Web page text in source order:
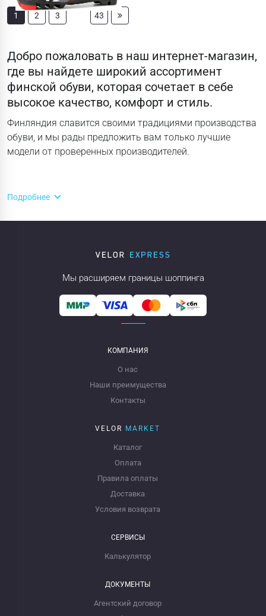
1 2 3
…
43
Добро пожаловать в наш интернет-магазин,
где вы найдете широкий ассортимент
финской обуви, которая сочетает в себе
высокое качество, комфорт и стиль.
Финляндия славится своими традициями производства
обуви, и мы рады предложить вам только лучшие
модели от проверенных производителей.
Подробнее
Мы расширяем границы шоппинга
КОМПАНИЯ
О нас
Наши преимущества
Контакты
VELOR MARKET
Каталог
Оплата
Правила оплаты
Доставка
Условия возврата
СЕРВИСЫ
Калькулятор
ДОКУМЕНТЫ
Агентский договор